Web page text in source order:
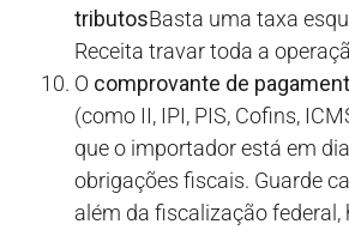
tributosBasta uma taxa
Receita travar toda a
O comprovante de
(como II, IPI, PIS, Cofins,
que o importador está em
obrigações fiscais. Guarde
além da fiscalização federal,